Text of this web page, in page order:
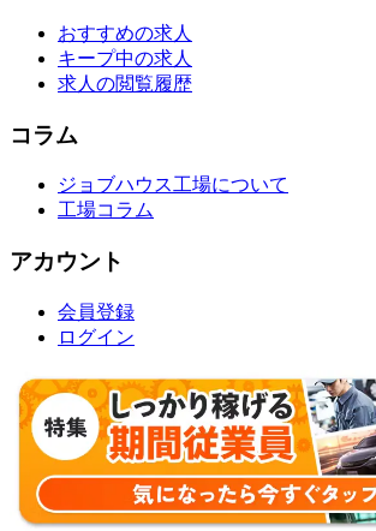
おすすめの求人
キープ中の求人
求人の閲覧履歴
コラム
ジョブハウス工場について
工場コラム
アカウント
会員登録
ログイン